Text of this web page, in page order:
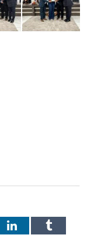
LinkedInTumblr